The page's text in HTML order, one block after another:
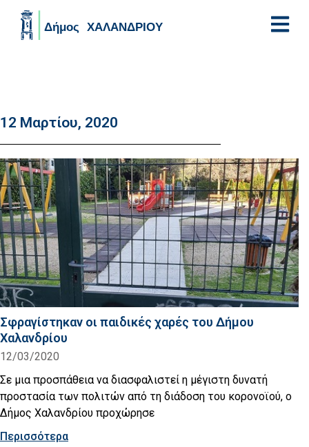
12 Μαρτίου, 2020
Σφραγίστηκαν οι παιδικές χαρές του Δήμου
Χαλανδρίου
12/03/2020
Σε μια προσπάθεια να διασφαλιστεί η μέγιστη δυνατή
προστασία των πολιτών από τη διάδοση του κορονοϊού, ο
Δήμος Χαλανδρίου προχώρησε
Περισσότερα